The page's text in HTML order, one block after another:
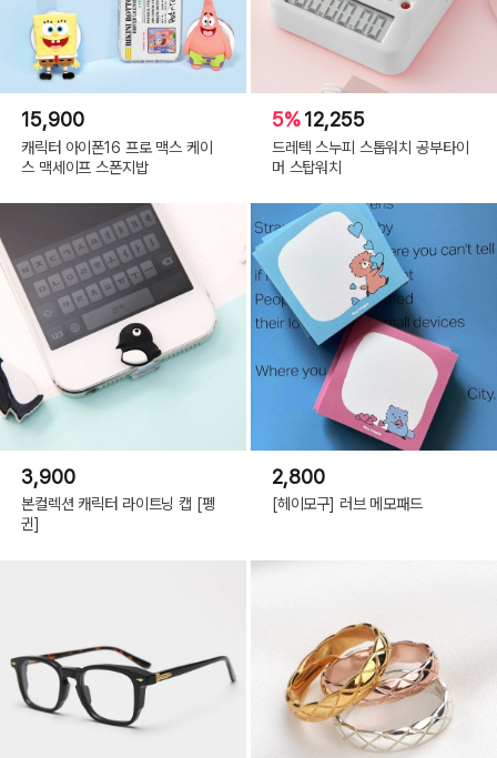
15,900
캐릭터 아이폰16 프로 맥스 케이
스 맥세이프 스폰지밥
5%12,255
드레텍 스누피 스톱워치 공부타이
머 스탑워치
3,900
본컬렉션 캐릭터 라이트닝 캡 [펭
귄]
2,800
[헤이모구] 러브 메모패드